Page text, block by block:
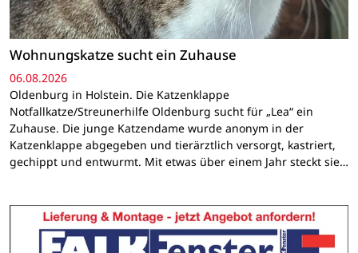
Wohnungskatze sucht ein Zuhause
06.08.2026
Oldenburg in Holstein. Die Katzenklappe
Notfallkatze/Streunerhilfe Oldenburg sucht für „Lea“ ein
Zuhause. Die junge Katzendame wurde anonym in der
Katzenklappe abgegeben und tierärztlich versorgt, kastriert,
gechippt und entwurmt. Mit etwas über einem Jahr steckt sie…